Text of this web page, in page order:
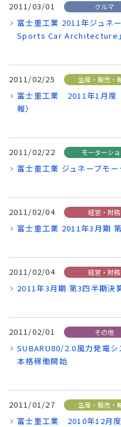
2011/03/01 クルマ
富士重工業 2011年ジュネ
Sports Car Architecture
2011/02/25 生産・販売・
富士重工業 2011年1月度
報）
2011/02/22 モーターシ
富士重工業 ジュネーブモ
2011/02/04 経営・財務
富士重工業 2011年3月期
2011/02/04 経営・財務
2011年3月期 第3四半期決
2011/02/01 その他
SUBARU80/2.0風力発電
本格稼働開始
2011/01/27 生産・販売・
富士重工業 2010年12月